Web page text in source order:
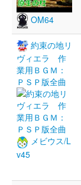
OM64
約束の地リ
ヴィエラ 作
業用ＢＧＭ：
ＰＳＰ版全曲
メビウス/L
v45